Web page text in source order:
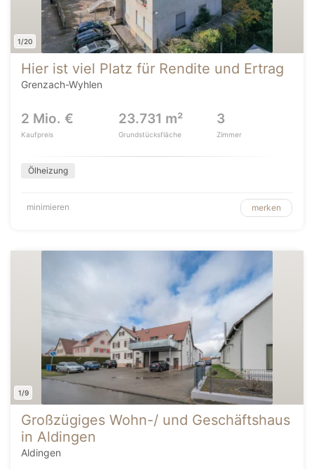
1/20
Hier ist viel Platz für Rendite und Ertrag
Grenzach-Wyhlen
2 Mio. €
Kaufpreis
23.731 m²
Grundstücksfläche
3
Zimmer
Ölheizung
minimieren merken
1/9
Großzügiges Wohn-/ und Geschäftshaus
in Aldingen
Aldingen